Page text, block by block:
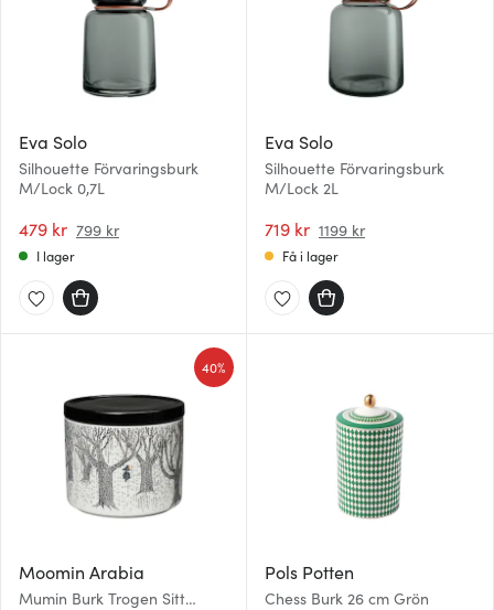
Eva Solo
Silhouette Förvaringsburk
M/Lock 0,7L
479 kr 799 kr
I lager
Eva Solo
Silhouette Förvaringsburk
M/Lock 2L
719 kr 1199 kr
Få i lager
Moomin Arabia
Mumin Burk Trogen Sitt
40%
Pols Potten
Chess Burk 26 cm Grön